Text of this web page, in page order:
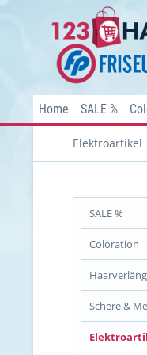
Home SALE %
Elektroartikel
SALE %
Coloration
Schere &